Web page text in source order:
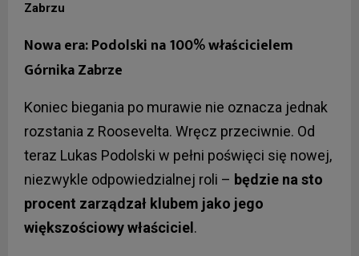
Zabrzu
Nowa era: Podolski na 100% właścicielem
Górnika Zabrze
Koniec biegania po murawie nie oznacza jednak
rozstania z Roosevelta. Wręcz przeciwnie. Od
teraz Lukas Podolski w pełni poświęci się nowej,
niezwykle odpowiedzialnej roli – będzie na sto
procent zarządzał klubem jako jego
większościowy właściciel .